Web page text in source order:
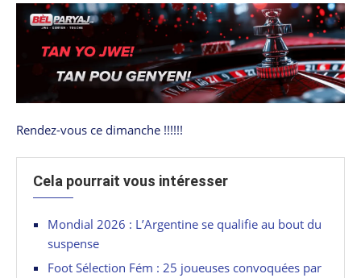
Rendez-vous ce dimanche !!!!!!
Cela pourrait vous intéresser
Mondial 2026 : L’Argentine se qualifie au bout du
suspense
Foot Sélection Fém : 25 joueuses convoquées par